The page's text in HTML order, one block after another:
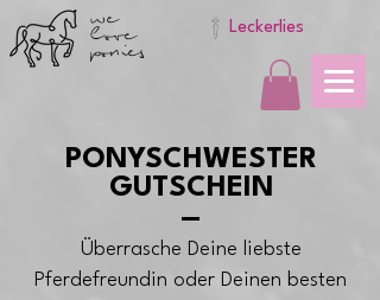
Leckerlies
we
love
ponies
PONYSCHWESTER
GUTSCHEIN
Überrasche Deine liebste
Pferdefreundin oder Deinen besten